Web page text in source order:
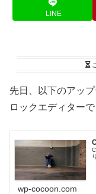
LINE
先日、以下のアッ
ロックエディター
wp-cocoon.com